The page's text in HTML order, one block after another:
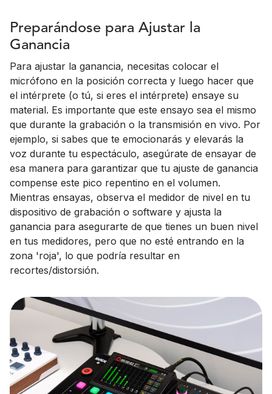
Preparándose para Ajustar la
Ganancia
Para ajustar la ganancia, necesitas colocar el
micrófono en la posición correcta y luego hacer que
el intérprete (o tú, si eres el intérprete) ensaye su
material. Es importante que este ensayo sea el mismo
que durante la grabación o la transmisión en vivo. Por
ejemplo, si sabes que te emocionarás y elevarás la
voz durante tu espectáculo, asegúrate de ensayar de
esa manera para garantizar que tu ajuste de ganancia
compense este pico repentino en el volumen.
Mientras ensayas, observa el medidor de nivel en tu
dispositivo de grabación o software y ajusta la
ganancia para asegurarte de que tienes un buen nivel
en tus medidores, pero que no esté entrando en la
zona 'roja', lo que podría resultar en
recortes/distorsión.